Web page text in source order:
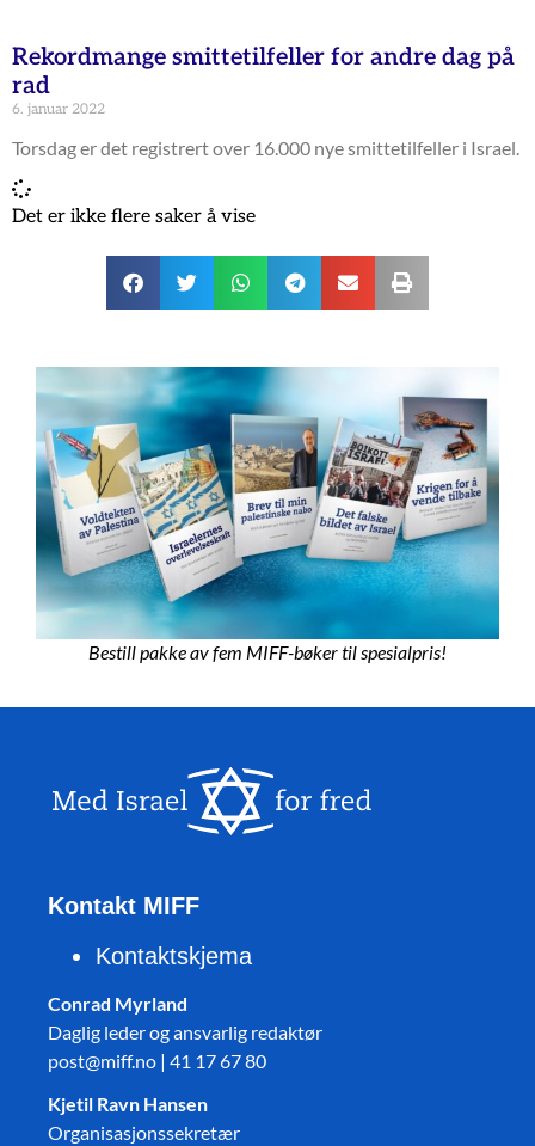
Rekordmange smittetilfeller for andre dag på
rad
6. januar 2022
Torsdag er det registrert over 16.000 nye smittetilfeller i Israel.
Det er ikke flere saker å vise
Bestill pakke av fem MIFF-bøker til spesialpris!
Kontakt MIFF
Kontaktskjema
Conrad Myrland
Daglig leder og ansvarlig redaktør
post@miff.no | 41 17 67 80
Kjetil Ravn Hansen
Organisasjonssekretær